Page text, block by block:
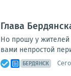
Глава
Но прошу у
вами непростой
БЕРДЯНСК